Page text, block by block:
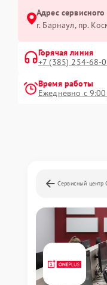
Адрес
г. Барнаул, ​пр.
Горячая линия
+7 (385) 254-68-
Время работы
Ежедневно с
Сервисный центр